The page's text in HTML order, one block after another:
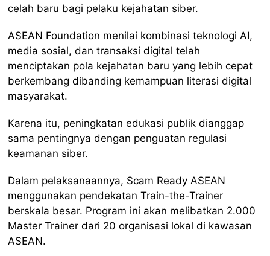
celah baru bagi pelaku kejahatan siber.
ASEAN Foundation menilai kombinasi teknologi AI,
media sosial, dan transaksi digital telah
menciptakan pola kejahatan baru yang lebih cepat
berkembang dibanding kemampuan literasi digital
masyarakat.
Karena itu, peningkatan edukasi publik dianggap
sama pentingnya dengan penguatan regulasi
keamanan siber.
Dalam pelaksanaannya, Scam Ready ASEAN
menggunakan pendekatan Train-the-Trainer
berskala besar. Program ini akan melibatkan 2.000
Master Trainer dari 20 organisasi lokal di kawasan
ASEAN.